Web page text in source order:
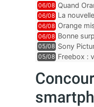
06/08 Quand
06/08 La
abonnés
06/08 Orange
06/08 Bonne
inclus
05/08 Sony
05/08 Freebox :